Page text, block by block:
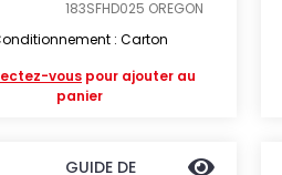
183SFHD025 OREGON
: Carton
vous pour ajouter au
panier
GUIDE DE